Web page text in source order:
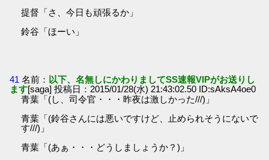
提督「さ、今日も頑張るか」
鈴谷「ほーい」
41 名前： 以下、名無しにかわりましてSS速報VIPがお送りし
ます[saga] 投稿日：2015/01/28(水) 21:43:02.50 ID:sAksA4oe0
青葉「(し、司令官・・・昨夜は激しかった///)」
青葉「(鈴谷さんには悪いですけど、止められそうにないで
す///)」
青葉「(あぁ・・・どうしましょうか？)」